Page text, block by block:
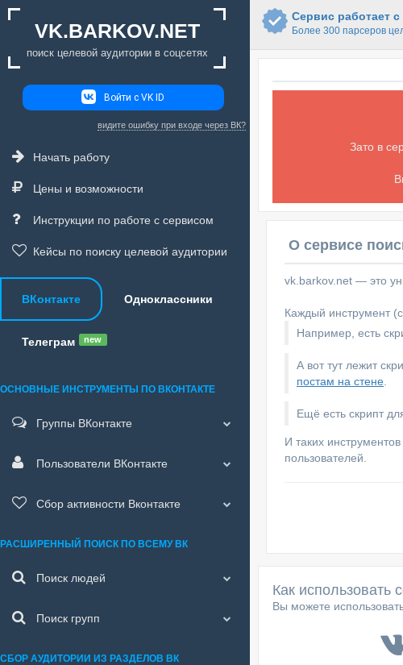
Сервис работает с
Более 300 парсеров
Зато в
О сервисе
vk.barkov.net — это
Каждый инструмент
Например, есть
А вот тут лежит
постам на стене
Ещё есть скрипт
И таких
пользователей.
Как использовать
Вы можете
VK.BARKOV.NET
поиск целевой аудитории в соцсетях
Войти с VK ID
видите ошибку при входе через ВК?
Начать работу
Цены и возможности
Инструкции по работе с сервисом
Кейсы по поиску целевой аудитории
ВКонтакте Одноклассники
Телеграм new
ОСНОВНЫЕ ИНСТРУМЕНТЫ ПО ВКОНТАКТЕ
Группы ВКонтакте
Пользователи ВКонтакте
Сбор активности Вконтакте
РАСШИРЕННЫЙ ПОИСК ПО ВСЕМУ ВК
Поиск людей
Поиск групп
СБОР АУДИТОРИИ ИЗ РАЗДЕЛОВ ВК